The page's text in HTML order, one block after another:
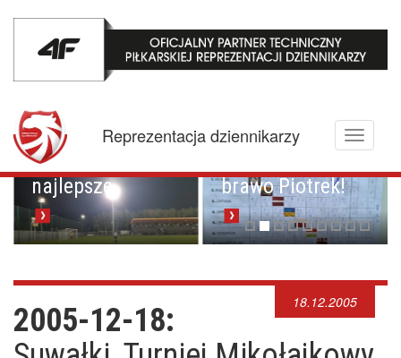
Toggle
Reprezentacja dziennikarzy
Mistrzowskie
karne z
Pucharowa
przygoda trwa w
najlepsze
Brawo Lenkija,
brawo Piotrek!
18.12.2005
2005-12-18: